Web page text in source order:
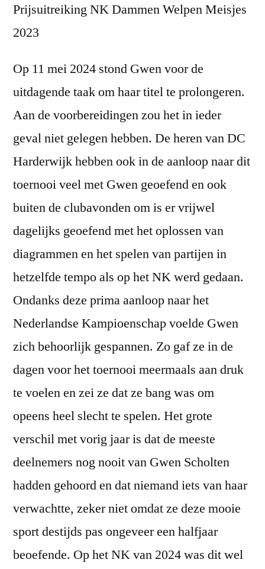
Prijsuitreiking NK Dammen Welpen Meisjes
2023
Op 11 mei 2024 stond Gwen voor de
uitdagende taak om haar titel te prolongeren.
Aan de voorbereidingen zou het in ieder
geval niet gelegen hebben. De heren van DC
Harderwijk hebben ook in de aanloop naar dit
toernooi veel met Gwen geoefend en ook
buiten de clubavonden om is er vrijwel
dagelijks geoefend met het oplossen van
diagrammen en het spelen van partijen in
hetzelfde tempo als op het NK werd gedaan.
Ondanks deze prima aanloop naar het
Nederlandse Kampioenschap voelde Gwen
zich behoorlijk gespannen. Zo gaf ze in de
dagen voor het toernooi meermaals aan druk
te voelen en zei ze dat ze bang was om
opeens heel slecht te spelen. Het grote
verschil met vorig jaar is dat de meeste
deelnemers nog nooit van Gwen Scholten
hadden gehoord en dat niemand iets van haar
verwachtte, zeker niet omdat ze deze mooie
sport destijds pas ongeveer een halfjaar
beoefende. Op het NK van 2024 was dit wel